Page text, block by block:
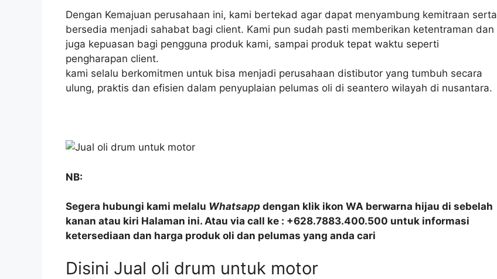
Dengan Kemajuan perusahaan ini, kami bertekad agar dapat menyambung kemitraan serta
bersedia menjadi sahabat bagi client. Kami pun sudah pasti memberikan ketentraman dan
juga kepuasan bagi pengguna produk kami, sampai produk tepat waktu seperti
pengharapan client.
kami selalu berkomitmen untuk bisa menjadi perusahaan distibutor yang tumbuh secara
ulung, praktis dan efisien dalam penyuplaian pelumas oli di seantero wilayah di nusantara.
NB:
Segera hubungi kami melalu Whatsapp dengan klik ikon WA berwarna hijau di sebelah
kanan atau kiri Halaman ini. Atau via call ke : +628.7883.400.500 untuk informasi
ketersediaan dan harga produk oli dan pelumas yang anda cari
Disini Jual oli drum untuk motor